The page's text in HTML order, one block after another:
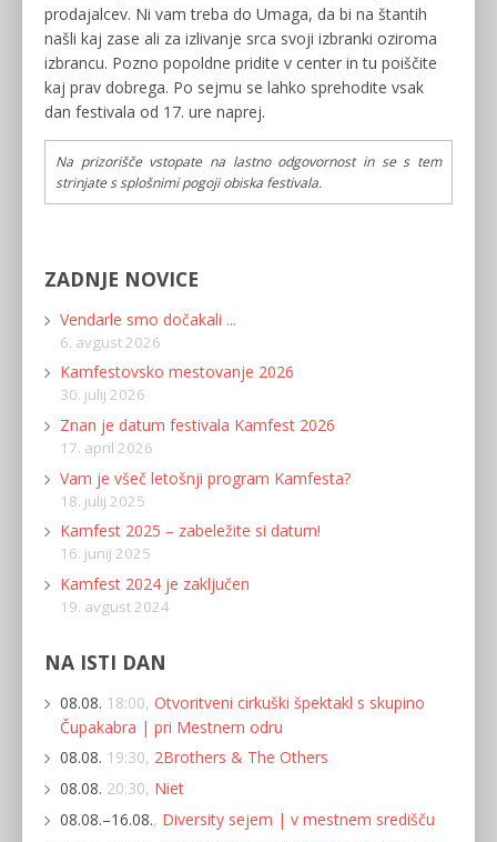
prodajalcev. Ni vam treba do Umaga, da bi na štantih
našli kaj zase ali za izlivanje srca svoji izbranki oziroma
izbrancu. Pozno popoldne pridite v center in tu poiščite
kaj prav dobrega. Po sejmu se lahko sprehodite vsak
dan festivala od 17. ure naprej.
Na prizorišče vstopate na lastno odgovornost in se s tem
strinjate s splošnimi pogoji obiska festivala.
ZADNJE NOVICE
Vendarle smo dočakali ...
6. avgust 2026
Kamfestovsko mestovanje 2026
30. julij 2026
Znan je datum festivala Kamfest 2026
17. april 2026
Vam je všeč letošnji program Kamfesta?
18. julij 2025
Kamfest 2025 – zabeležite si datum!
16. junij 2025
Kamfest 2024 je zaključen
19. avgust 2024
NA ISTI DAN
08.08. 18:00, Otvoritveni cirkuški špektakl s skupino
Čupakabra | pri Mestnem odru
08.08. 19:30, 2Brothers & The Others
08.08. 20:30, Niet
08.08.–16.08., Diversity sejem | v mestnem središču